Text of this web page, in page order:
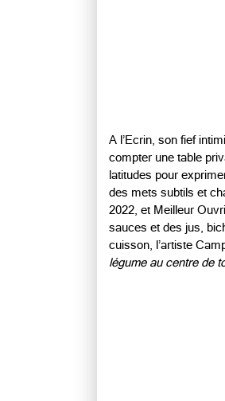
A l’Ecrin, son fief
compter une table
latitudes pour
des mets subtils et
2022, et Meilleur
sauces et des jus,
cuisson, l’artiste
légume au centre de